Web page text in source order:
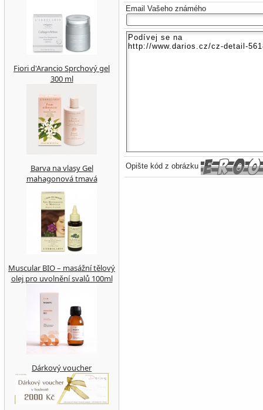
Email Vašeho známého
Opište kód z obrázku
Fiori d'Arancio Sprchový gel
300 ml
Barva na vlasy Gel
mahagonová tmavá
Muscular BIO – masážní tělový
olej pro uvolnění svalů 100ml
Dárkový voucher